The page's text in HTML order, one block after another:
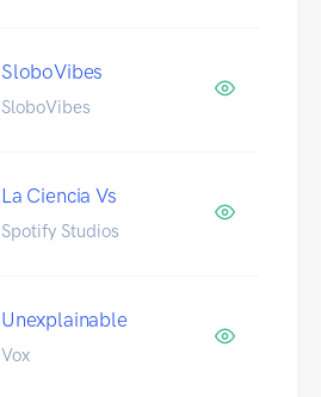
SloboVibes
SloboVibes
La Ciencia Vs
Spotify Studios
Unexplainable
Vox